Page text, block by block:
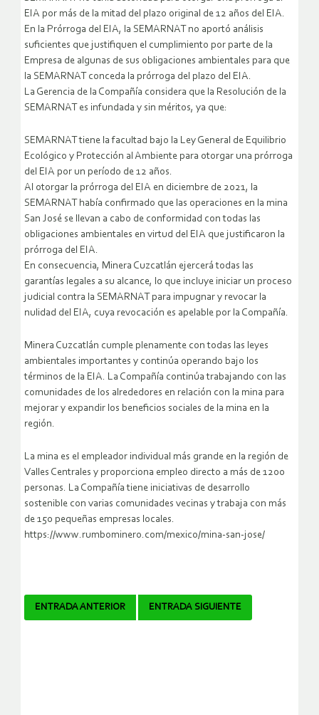
EIA por más de la mitad del plazo original de 12 años del EIA.
En la Prórroga del EIA, la SEMARNAT no aportó análisis
suficientes que justifiquen el cumplimiento por parte de la
Empresa de algunas de sus obligaciones ambientales para que
la SEMARNAT conceda la prórroga del plazo del EIA.
La Gerencia de la Compañía considera que la Resolución de la
SEMARNAT es infundada y sin méritos, ya que:
SEMARNAT tiene la facultad bajo la Ley General de Equilibrio
Ecológico y Protección al Ambiente para otorgar una prórroga
del EIA por un período de 12 años.
Al otorgar la prórroga del EIA en diciembre de 2021, la
SEMARNAT había confirmado que las operaciones en la mina
San José se llevan a cabo de conformidad con todas las
obligaciones ambientales en virtud del EIA que justificaron la
prórroga del EIA.
En consecuencia, Minera Cuzcatlán ejercerá todas las
garantías legales a su alcance, lo que incluye iniciar un proceso
judicial contra la SEMARNAT para impugnar y revocar la
nulidad del EIA, cuya revocación es apelable por la Compañía.
Minera Cuzcatlán cumple plenamente con todas las leyes
ambientales importantes y continúa operando bajo los
términos de la EIA. La Compañía continúa trabajando con las
comunidades de los alrededores en relación con la mina para
mejorar y expandir los beneficios sociales de la mina en la
región.
La mina es el empleador individual más grande en la región de
Valles Centrales y proporciona empleo directo a más de 1200
personas. La Compañía tiene iniciativas de desarrollo
sostenible con varias comunidades vecinas y trabaja con más
de 150 pequeñas empresas locales.
https://www.rumbominero.com/mexico/mina-san-jose/
Navegador
ENTRADA ANTERIOR ENTRADA SIGUIENTE